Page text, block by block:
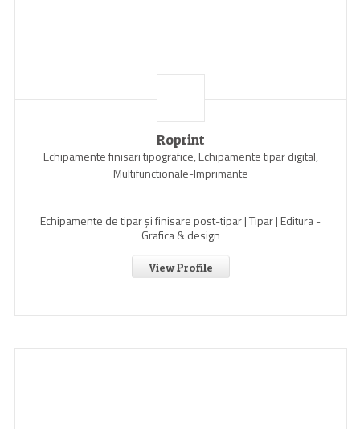
Roprint
Echipamente finisari tipografice, Echipamente tipar digital,
Multifunctionale-Imprimante
Echipamente de tipar și finisare post-tipar | Tipar | Editura -
Grafica & design
View Profile